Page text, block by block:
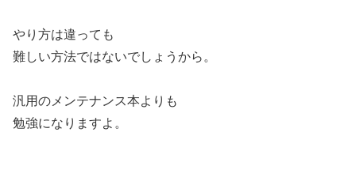
やり方は違っても
難しい方法ではないでしょうから。
汎用のメンテナンス本よりも
勉強になりますよ。